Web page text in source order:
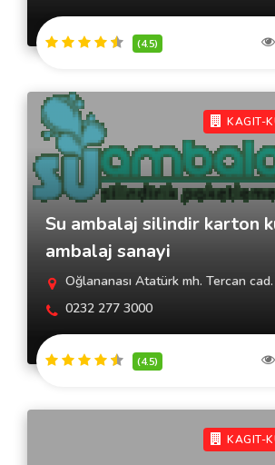
(4.5)
KAGIT-
Su ambalaj silindir karton
ambalaj sanayi
Oğlananası Atatürk mh. Tercan
0232 277 3000
(4.5)
KAGIT-